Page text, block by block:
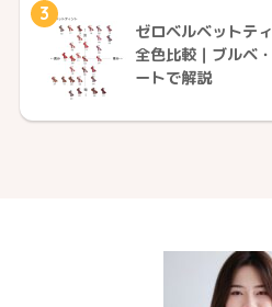
3
ゼロベルベットテ
全色比較｜ブルベ
ートで解説